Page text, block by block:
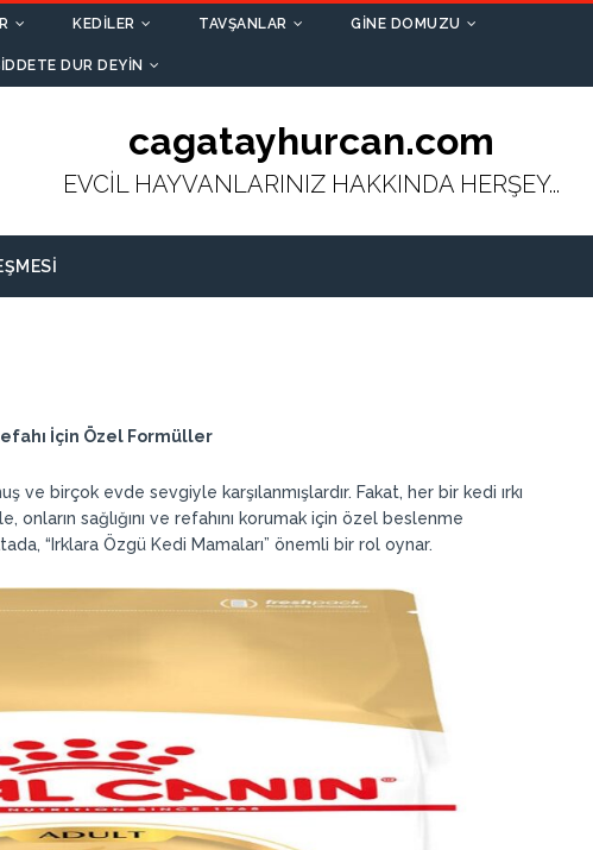
KEDILER TAVŞANLAR GINE DOMUZU
DUR DEYIN
cagatayhurcan.com
EVCİL HAYVANLARINIZ HAKKINDA HERŞEY...
İçin Özel Formüller
ve birçok evde sevgiyle karşılanmışlardır. Fakat, her bir kedi ırkı
sağlığını ve refahını korumak için özel beslenme
“Irklara Özgü Kedi Mamaları” önemli bir rol oynar.